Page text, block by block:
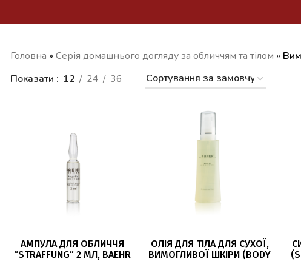
Головна » Серія домашнього догляду за обличчям та тілом »
Показати
12 24 36
ДОДАТИ В КОШИК
АМПУЛА ДЛЯ ОБЛИЧЧЯ
“STRAFFUNG” 2 МЛ, BAEHR
ДОДАТИ В КОШИК
ОЛІЯ ДЛЯ ТІЛА ДЛЯ СУХОЇ,
ВИМОГЛИВОЇ ШКІРИ (BODY